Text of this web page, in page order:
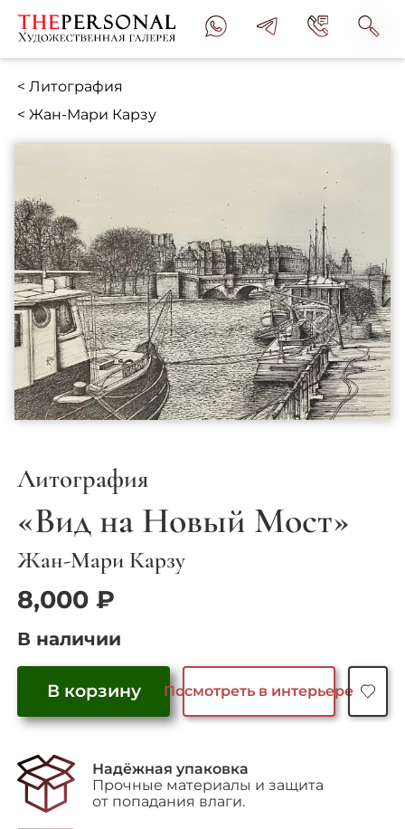
< Литография
< Жан-Мари Карзу
Литография
«Вид на Новый Мост»
Жан-Мари Карзу
8,000₽
В наличии
Количество
"Вид
на
Новый
Мост"
В корзину Посмотреть в интерьере
Надёжная упаковка
Прочные материалы и защита
от попадания влаги.